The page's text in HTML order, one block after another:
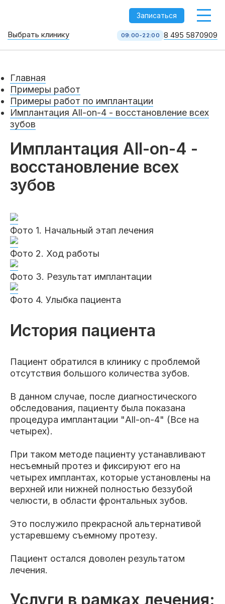
Записаться
8 495 587 09 09
Имплантация Протезирование
Лечение зубов
стоматология
Диагностика Лечение десен Капы
Клиники
Разумовская
Богатова
Химки Ленинский
Все клиники и франшизы (10)
Цены
Акции
Пациентам
Вопросы и ответы Награды Лицензии
Выбрать клинику 09:00-22:00 8 495 5870909
Главная
Примеры работ
Примеры работ по имплантации
Имплантация All-on-4 - восстановление всех
зубов
Имплантация All-on-4 -
восстановление всех
зубов
Фото 1. Начальный этап лечения
Фото 2. Ход работы
Фото 3. Результат имплантации
Фото 4. Улыбка пациента
История пациента
Пациент обратился в клинику с проблемой
отсутствия большого количества зубов.
В данном случае, после диагностического
обследования, пациенту была показана
процедура имплантации "All-on-4" (Все на
четырех).
При таком методе пациенту устанавливают
несъемный протез и фиксируют его на
четырех имплантах, которые установлены на
верхней или нижней полностью беззубой
челюсти, в области фронтальных зубов.
Это послужило прекрасной альтернативой
устаревшему съемному протезу.
Пациент остался доволен результатом
лечения.
Услуги в рамках лечения: